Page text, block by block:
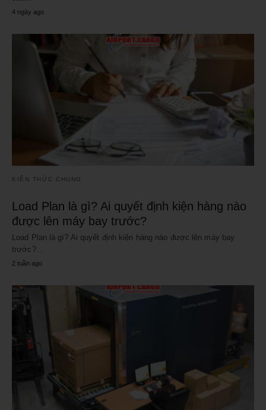
4 ngày ago
KIẾN THỨC CHUNG
Load Plan là gì? Ai quyết định kiện hàng nào
được lên máy bay trước?
Load Plan là gì? Ai quyết định kiện hàng nào được lên máy bay
trước?…
2 tuần ago